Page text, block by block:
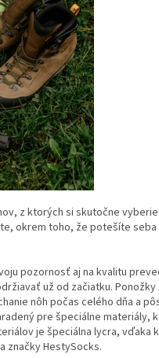
z ktorých si skutočne
okrem toho, že potešíte
pozornosť aj na kvalitu
už od začiatku.
nôh počas celého dňa a
pre špeciálne materiály,
je špeciálna lycra, vďaka
značky HestySocks.